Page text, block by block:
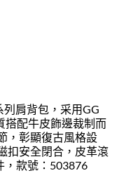
列肩背包，采用GG
搭配牛皮飾邊裁制而
，彰顯復古風格設
扣安全閉合，皮革滾
，款號：503876